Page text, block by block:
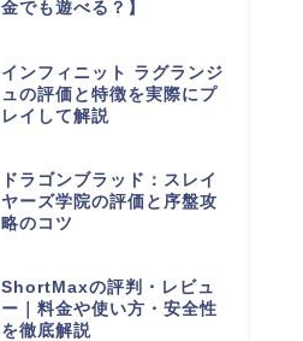
金でも遊べる？】
インフィニット ラグランジ
ュの評価と特徴を実際にプ
レイして解説
ドラゴンブラッド：スレイ
ヤーズ学院の評価と序盤攻
略のコツ
ShortMaxの評判・レビュ
ー｜料金や使い方・安全性
を徹底解説